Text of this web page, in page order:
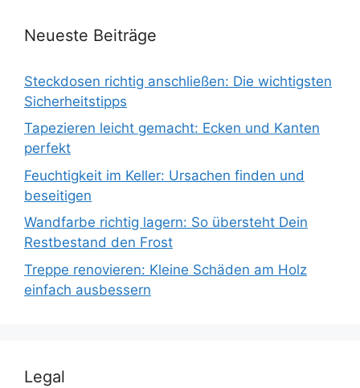
Neueste Beiträge
Steckdosen richtig anschließen: Die wichtigsten
Sicherheitstipps
Tapezieren leicht gemacht: Ecken und Kanten
perfekt
Feuchtigkeit im Keller: Ursachen finden und
beseitigen
Wandfarbe richtig lagern: So übersteht Dein
Restbestand den Frost
Treppe renovieren: Kleine Schäden am Holz
einfach ausbessern
Legal